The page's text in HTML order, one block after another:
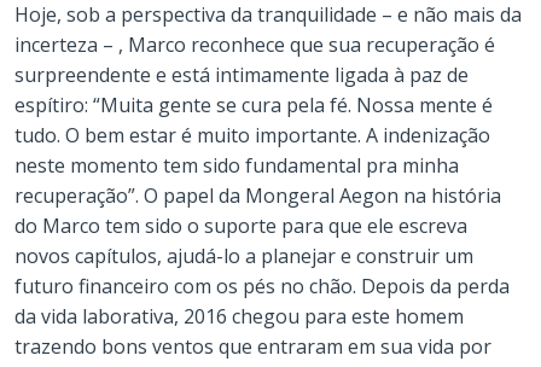
Hoje, sob a perspectiva da tranquilidade – e não mais da
incerteza – , Marco reconhece que sua recuperação é
surpreendente e está intimamente ligada à paz de
espítiro: “Muita gente se cura pela fé. Nossa mente é
tudo. O bem estar é muito importante. A indenização
neste momento tem sido fundamental pra minha
recuperação”. O papel da Mongeral Aegon na história
do Marco tem sido o suporte para que ele escreva
novos capítulos, ajudá-lo a planejar e construir um
futuro financeiro com os pés no chão. Depois da perda
da vida laborativa, 2016 chegou para este homem
trazendo bons ventos que entraram em sua vida por